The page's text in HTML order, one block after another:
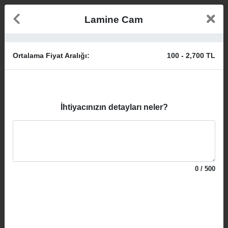
Lamine Cam
Ortalama Fiyat Aralığı: 100 - 2,700 TL
İhtiyacınızın detayları neler?
0 / 500